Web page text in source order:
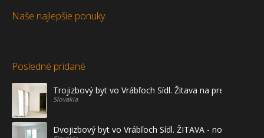
Naše najlepšie ponuky
Posledné pridané
Trojizbový byt vo Vrábľoch Sídl. Žitava na predaj - prvé
Slovakia
Dvojizbový byt vo Vrábľoch Sídl. ŽITAVA - novostavba